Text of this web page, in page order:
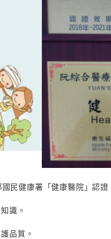
民健康署「健康醫院」認證
識。
品質。